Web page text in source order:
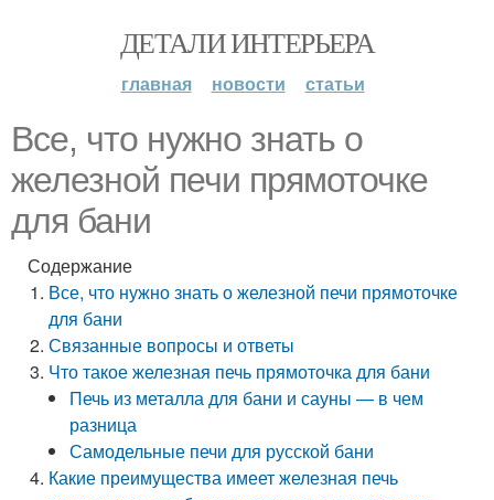
ДЕТАЛИ ИНТЕРЬЕРА
главная новости статьи
Все, что нужно знать о
железной печи прямоточке
для бани
Содержание
Все, что нужно знать о железной печи прямоточке
для бани
Связанные вопросы и ответы
Что такое железная печь прямоточка для бани
Печь из металла для бани и сауны — в чем
разница
Самодельные печи для русской бани
Какие преимущества имеет железная печь